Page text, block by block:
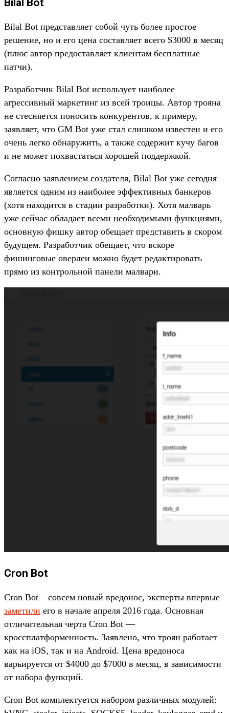
Bilal Bot представляет собой чуть более простое
решение, но и его цена составляет всего $3000 в месяц
(плюс автор предоставляет клиентам бесплатные
патчи).
Разработчик Bilal Bot использует наиболее
агрессивный маркетинг из всей троицы. Автор трояна
не стесняется поносить конкурентов, к примеру,
заявляет, что GM Bot уже стал слишком известен и его
очень легко обнаружить, а также содержит кучу багов
и не может похвастаться хорошей поддержкой.
Согласно заявлением создателя, Bilal Bot уже сегодня
является одним из наиболее эффективных банкеров
(хотя находится в стадии разработки). Хотя малварь
уже сейчас обладает всеми необходимыми функциями,
основную фишку автор обещает представить в скором
будущем. Разработчик обещает, что вскоре
фишинговые оверлеи можно будет редактировать
прямо из контрольной панели малвари.
Cron Bot
Cron Bot – совсем новый вредонос, эксперты впервые
заметили его в начале апреля 2016 года. Основная
отличительная черта Cron Bot —
кроссплатформенность. Заявлено, что троян работает
как на iOS, так и на Android. Цена вредоноса
варьируется от $4000 до $7000 в месяц, в зависимости
от набора функций.
Cron Bot комплектуется набором различных модулей: